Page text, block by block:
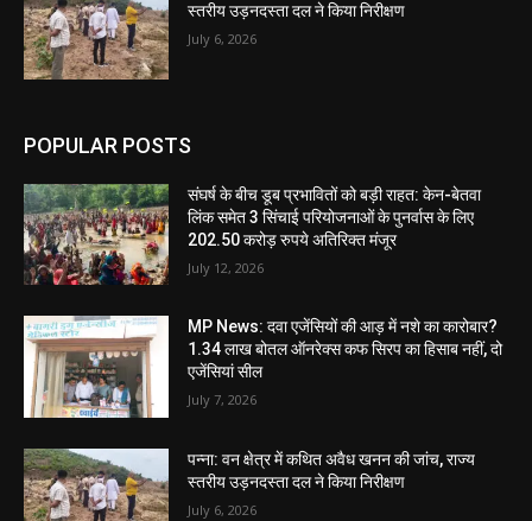
स्तरीय उड़नदस्ता दल ने किया निरीक्षण
July 6, 2026
POPULAR POSTS
संघर्ष के बीच डूब प्रभावितों को बड़ी राहत: केन-बेतवा
लिंक समेत 3 सिंचाई परियोजनाओं के पुनर्वास के लिए
202.50 करोड़ रुपये अतिरिक्त मंजूर
July 12, 2026
MP News: दवा एजेंसियों की आड़ में नशे का कारोबार?
1.34 लाख बोतल ऑनरेक्स कफ सिरप का हिसाब नहीं, दो
एजेंसियां सील
July 7, 2026
पन्ना: वन क्षेत्र में कथित अवैध खनन की जांच, राज्य
स्तरीय उड़नदस्ता दल ने किया निरीक्षण
July 6, 2026